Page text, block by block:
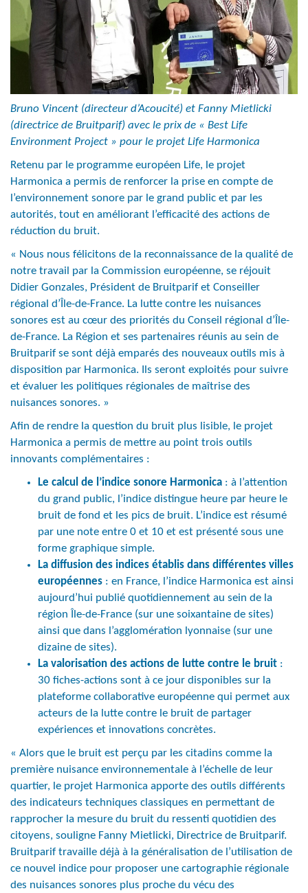
Bruno Vincent (directeur d’Acoucité) et Fanny Mietlicki
(directrice de Bruitparif) avec le prix de « Best Life
Environment Project » pour le projet Life Harmonica
Retenu par le programme européen Life, le projet
Harmonica a permis de renforcer la prise en compte de
l’environnement sonore par le grand public et par les
autorités, tout en améliorant l’efficacité des actions de
réduction du bruit.
« Nous nous félicitons de la reconnaissance de la qualité de
notre travail par la Commission européenne, se réjouit
Didier Gonzales, Président de Bruitparif et Conseiller
régional d’Île-de-France. La lutte contre les nuisances
sonores est au cœur des priorités du Conseil régional d’Île-
de-France. La Région et ses partenaires réunis au sein de
Bruitparif se sont déjà emparés des nouveaux outils mis à
disposition par Harmonica. Ils seront exploités pour suivre
et évaluer les politiques régionales de maîtrise des
nuisances sonores. »
Afin de rendre la question du bruit plus lisible, le projet
Harmonica a permis de mettre au point trois outils
innovants complémentaires :
Le calcul de l’indice sonore Harmonica : à l’attention
du grand public, l’indice distingue heure par heure le
bruit de fond et les pics de bruit. L’indice est résumé
par une note entre 0 et 10 et est présenté sous une
forme graphique simple.
La diffusion des indices établis dans différentes villes
européennes : en France, l’indice Harmonica est ainsi
aujourd’hui publié quotidiennement au sein de la
région Île-de-France (sur une soixantaine de sites)
ainsi que dans l’agglomération lyonnaise (sur une
dizaine de sites).
La valorisation des actions de lutte contre le bruit :
30 fiches-actions sont à ce jour disponibles sur la
plateforme collaborative européenne qui permet aux
acteurs de la lutte contre le bruit de partager
expériences et innovations concrètes.
« Alors que le bruit est perçu par les citadins comme la
première nuisance environnementale à l’échelle de leur
quartier, le projet Harmonica apporte des outils différents
des indicateurs techniques classiques en permettant de
rapprocher la mesure du bruit du ressenti quotidien des
citoyens, souligne Fanny Mietlicki, Directrice de Bruitparif.
Bruitparif travaille déjà à la généralisation de l’utilisation de
ce nouvel indice pour proposer une cartographie régionale
des nuisances sonores plus proche du vécu des